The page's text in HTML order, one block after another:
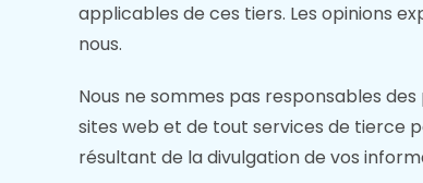
applicables de ces tiers. Les opinions
nous.
Nous ne sommes pas responsables
sites web et de tout services de tierce
résultant de la divulgation de vos